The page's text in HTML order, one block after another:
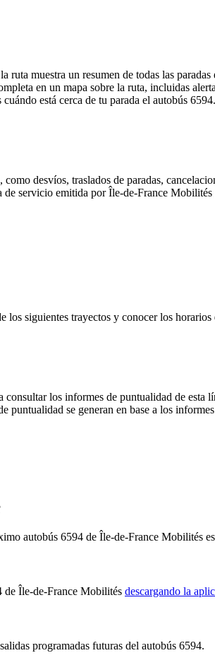
muestra un resumen de todas las
en un mapa sobre la ruta, incluidas
está cerca de tu parada el autobús 6594.
desvíos, traslados de paradas,
servicio emitida por Île-de-France
siguientes trayectos y conocer los horarios
consultar los informes de puntualidad de esta
se generan en base a los
autobús 6594 de Île-de-France Mobilités
de Île-de-France Mobilités descargando la
programadas futuras del autobús 6594.